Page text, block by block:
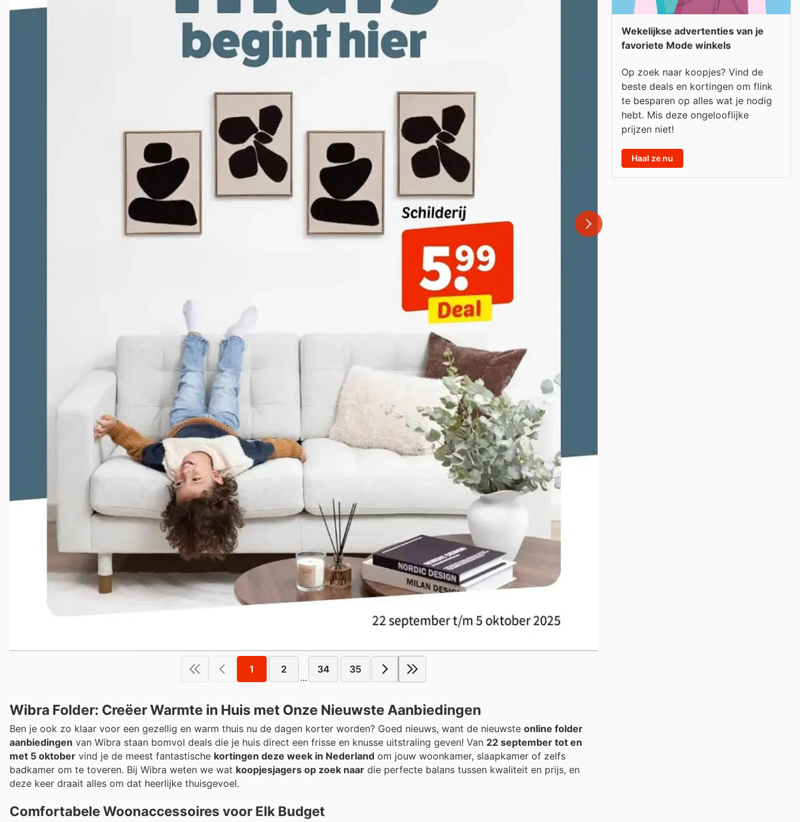
1 2
...
34 35
Wibra Folder: Creëer Warmte in Huis met Onze Nieuwste Aanbiedingen
Ben je ook zo klaar voor een gezellig en warm thuis nu de dagen korter worden? Goed nieuws, want de nieuwste online folder
aanbiedingen van Wibra staan bomvol deals die je huis direct een frisse en knusse uitstraling geven! Van 22 september tot en
met 5 oktober vind je de meest fantastische kortingen deze week in Nederland om jouw woonkamer, slaapkamer of zelfs
badkamer om te toveren. Bij Wibra weten we wat koopjesjagers op zoek naar die perfecte balans tussen kwaliteit en prijs, en
deze keer draait alles om dat heerlijke thuisgevoel.
Comfortabele Woonaccessoires voor Elk Budget
Wekelijkse advertenties van je
favoriete Mode winkels
Op zoek naar koopjes? Vind de
beste deals en kortingen om flink
te besparen op alles wat je nodig
hebt. Mis deze ongelooflijke
prijzen niet!
Haal ze nu